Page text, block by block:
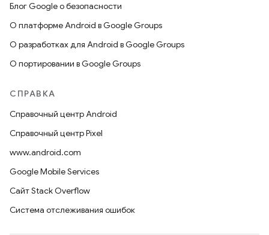
Блог Google о безопасности
О платформе Android в Google Groups
О разработках для Android в Google Groups
О портировании в Google Groups
СПРАВКА
Справочный центр Android
Справочный центр Pixel
www.android.com
Google Mobile Services
Сайт Stack Overflow
Система отслеживания ошибок